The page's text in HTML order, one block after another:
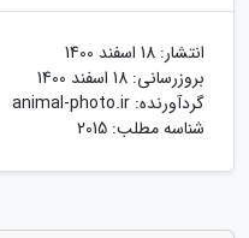
انتشار: 18 اسفند 1400
بروزرسانی: 18 اسفند 1400
گردآورنده: animal-photo.ir
شناسه مطلب: 2015